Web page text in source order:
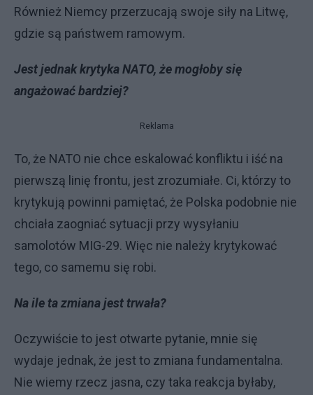
Również Niemcy przerzucają swoje siły na Litwę,
gdzie są państwem ramowym.
Jest jednak krytyka NATO, że mogłoby się
angażować bardziej?
Reklama
To, że NATO nie chce eskalować konfliktu i iść na
pierwszą linię frontu, jest zrozumiałe. Ci, którzy to
krytykują powinni pamiętać, że Polska podobnie nie
chciała zaogniać sytuacji przy wysyłaniu
samolotów MIG-29. Więc nie należy krytykować
tego, co samemu się robi.
Na ile ta zmiana jest trwała?
Oczywiście to jest otwarte pytanie, mnie się
wydaje jednak, że jest to zmiana fundamentalna.
Nie wiemy rzecz jasna, czy taka reakcja byłaby,